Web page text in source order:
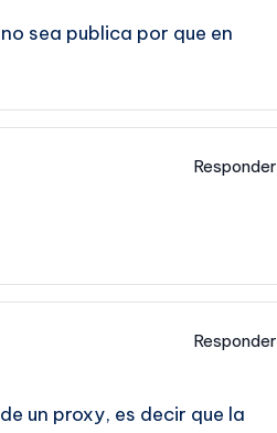
sea publica por que en
Responder
Responder
un proxy, es decir que la